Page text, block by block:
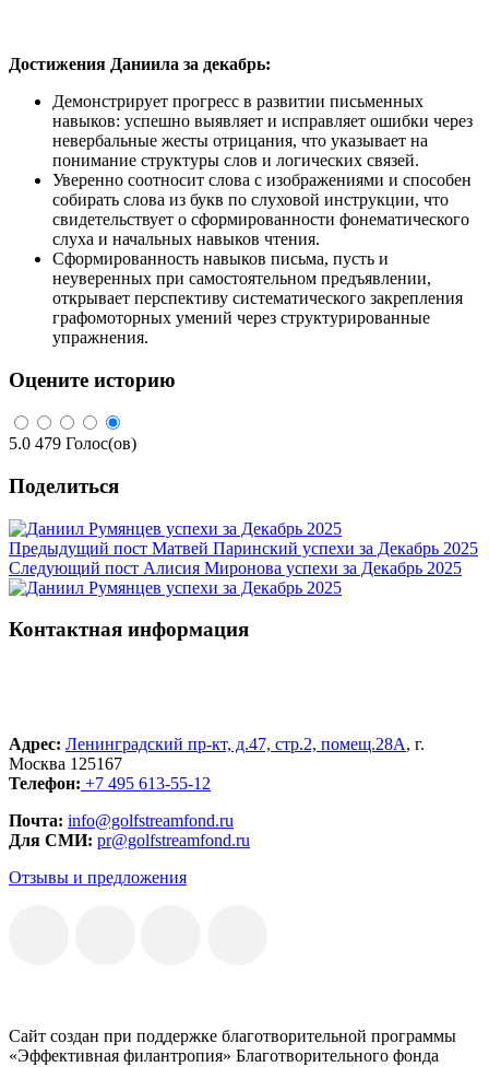
Достижения Даниила за декабрь:
Демонстрирует прогресс в развитии письменных
навыков: успешно выявляет и исправляет ошибки через
невербальные жесты отрицания, что указывает на
понимание структуры слов и логических связей.
Уверенно соотносит слова с изображениями и способен
собирать слова из букв по слуховой инструкции, что
свидетельствует о сформированности фонематического
слуха и начальных навыков чтения.
Сформированность навыков письма, пусть и
неуверенных при самостоятельном предъявлении,
открывает перспективу систематического закрепления
графомоторных умений через структурированные
упражнения.
Оцените историю
5.0 479 Голос(ов)
Поделиться
Предыдущий пост Матвей Паринский успехи за Декабрь 2025
Следующий пост Алисия Миронова успехи за Декабрь 2025
Контактная информация
Адрес: Ленинградский пр-кт, д.47, стр.2, помещ.28А, г.
Москва 125167
Телефон: +7 495 613-55-12
Почта: info@golfstreamfond.ru
Для СМИ: pr@golfstreamfond.ru
Отзывы и предложения
Сайт создан при поддержке благотворительной программы
«Эффективная филантропия» Благотворительного фонда